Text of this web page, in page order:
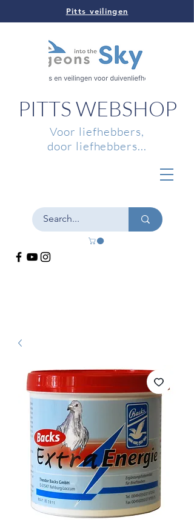
Pitts veilingen
PITTS WEBSHOP
Voor liefhebbers,
door liefhebbers...